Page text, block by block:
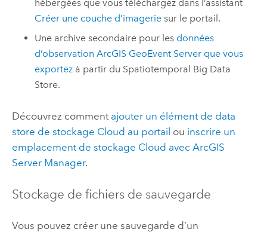
hébergées que vous téléchargez dans l’assistant
Créer une couche d’imagerie sur le portail.
Une archive secondaire pour les données
d’observationArcGIS GeoEvent Server que vous
exportez à partir du Spatiotemporal Big Data
Store.
Découvrez comment ajouter un élément de data
store de stockage Cloud au portail ou inscrire un
emplacement de stockage Cloud avec ArcGIS
Server Manager.
Stockage de fichiers de sauvegarde
Vous pouvez créer une sauvegarde d’un